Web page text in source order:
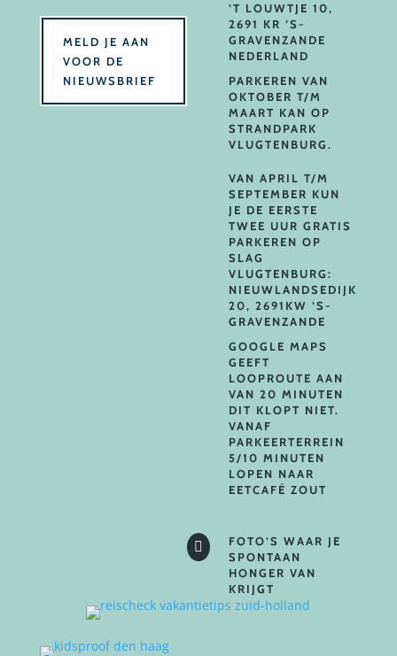
MELD JE AAN
VOOR DE
NIEUWSBRIEF
’T LOUWTJE 10,
2691 KR ‘S-
GRAVENZANDE
NEDERLAND
PARKEREN VAN
OKTOBER T/M
MAART KAN OP
STRANDPARK
VLUGTENBURG.
VAN APRIL T/M
SEPTEMBER KUN
JE DE EERSTE
TWEE UUR GRATIS
PARKEREN OP
SLAG
VLUGTENBURG:
NIEUWLANDSEDIJK
20, 2691KW ‘S-
GRAVENZANDE
GOOGLE MAPS
GEEFT
LOOPROUTE AAN
VAN 20 MINUTEN
DIT KLOPT NIET.
VANAF
PARKEERTERREIN
5/10 MINUTEN
LOPEN NAAR
EETCAFÉ ZOUT

FOTO’S WAAR JE
SPONTAAN
HONGER VAN
KRIJGT